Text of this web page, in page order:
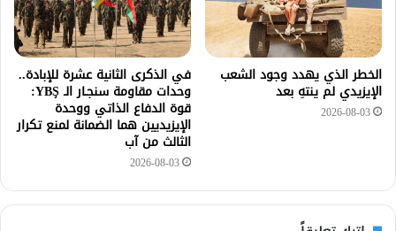
الخطر الذي يهدد وجود الشعب
الإيزيدي لم ينتهِ بعد
2026-08-03
في الذكرى الثانية عشرة للإبادة..
وحدات مقاومة سنجـار الـ YBŞ:
قوة الدفاع الذاتي ووحدة
الإيزيديين هما الضمانة لمنع تكرار
الثالث من آب
2026-08-03